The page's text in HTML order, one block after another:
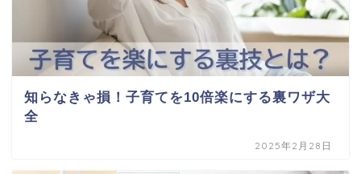
知らなきゃ損！子育てを10倍楽にする裏ワザ大
全
2025年2月28日